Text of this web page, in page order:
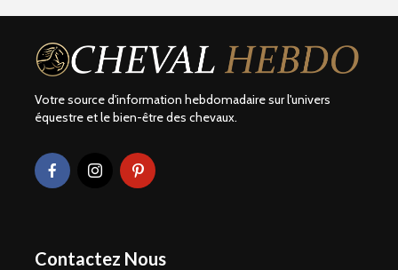
Votre source d'information hebdomadaire sur l'univers
équestre et le bien-être des chevaux.
Contactez Nous